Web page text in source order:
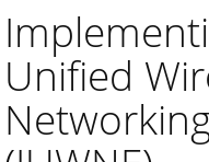
Unified